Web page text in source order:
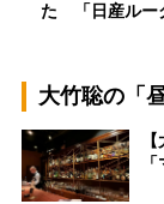
た 「日産ルー
大竹聡の「